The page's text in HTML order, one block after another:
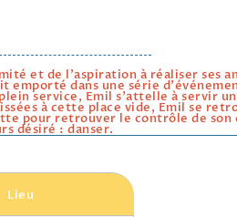
et de l'aspiration à réaliser ses
emporté dans une série
service, Emil s'attelle à servir
à cette place vide, Emil se
pour retrouver le contrôle de son
désiré : danser.
Lieu